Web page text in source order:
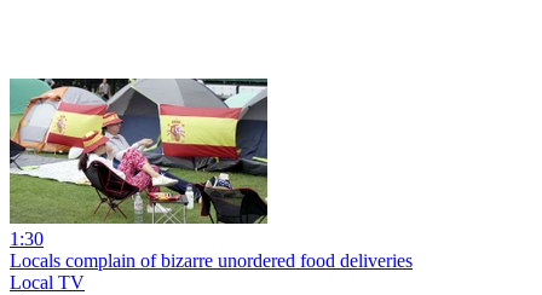
1:30
Locals complain of bizarre unordered food deliveries
Local TV